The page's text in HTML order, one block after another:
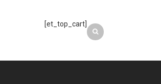
[et_top_cart]